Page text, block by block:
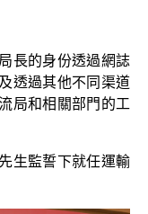
長的身份透過網誌
透過其他不同渠道
局和相關部門的工
生監誓下就任運輸